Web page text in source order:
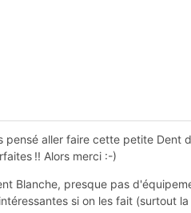
pensé aller faire cette petite Dent
!! Alors merci :-)
Blanche, presque pas
si on les fait (surtout